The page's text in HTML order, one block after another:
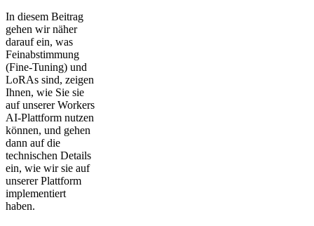
In diesem Beitrag
gehen wir näher
darauf ein, was
Feinabstimmung
(Fine-Tuning) und
LoRAs sind, zeigen
Ihnen, wie Sie sie
auf unserer Workers
AI-Plattform nutzen
können, und gehen
dann auf die
technischen Details
ein, wie wir sie auf
unserer Plattform
implementiert
haben.